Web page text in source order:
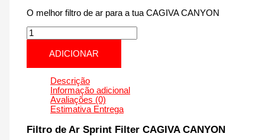
O melhor filtro de ar para a tua CAGIVA CANYON
Quantidade
de
CAGIVA
CANYON
|
P031S
2000
até
ADICIONAR
Descrição
Informação adicional
Avaliações (0)
Estimativa Entrega
Filtro de Ar Sprint Filter CAGIVA CANYON